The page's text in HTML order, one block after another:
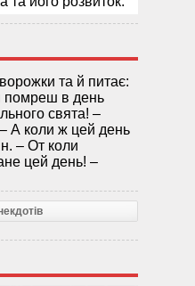
та й питає:
помреш в день
свята! –
А коли ж цей день
– От коли
цей день! –